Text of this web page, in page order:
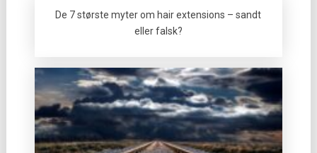
De 7 største myter om hair extensions – sandt
eller falsk?